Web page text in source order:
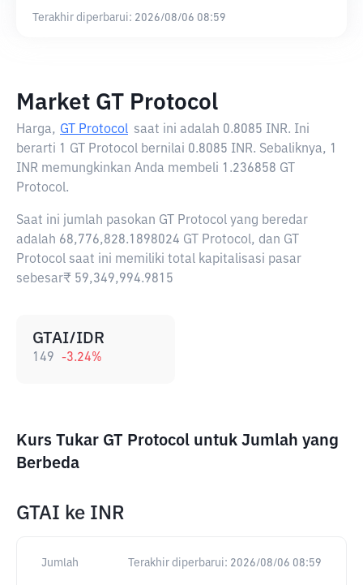
Terakhir diperbarui: 2026/08/06 08:59
Market GT Protocol
Harga, GT Protocol saat ini adalah 0.8085 INR. Ini
berarti 1 GT Protocol bernilai 0.8085 INR. Sebaliknya, 1
INR memungkinkan Anda membeli 1.236858 GT
Protocol.
Saat ini jumlah pasokan GT Protocol yang beredar
adalah 68,776,828.1898024 GT Protocol, dan GT
Protocol saat ini memiliki total kapitalisasi pasar
sebesar₹ 59,349,994.9815
GTAI/IDR
149 -3.24%
Kurs Tukar GT Protocol untuk Jumlah yang
Berbeda
GTAI ke INR
Jumlah Terakhir diperbarui: 2026/08/06 08:59